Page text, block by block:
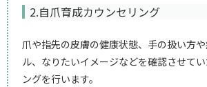
2.自爪育成カウンセリング
爪や指先の皮膚の健康状態、手の扱い方
ル、なりたいイメージなどを確認させて
ングを行います。